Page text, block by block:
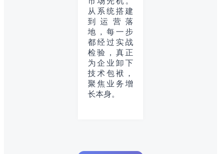
从系统搭建
到运营落
地，每一步
都经过实战
检验，真正
为企业卸下
技术包袱，
聚焦业务增
长本身。